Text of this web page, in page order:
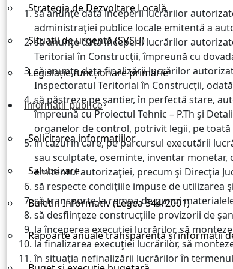
Strategia de Dezvoltare Locală
Situații de urgență (SVSU)
Legislație funcționare primărie
Informații publice
Solicitarea informațiilor
Salubrizare
Buletin Informativ (Legea 544/2001)
Rapoarte anuale transparență și informații
să anunţe data începerii lucrărilor
administraţiei publice locale emitentă a
să anunţe data începerii lucrărilor
Teritorial în Construcţii, împreună cu
să anunţe data finalizării lucrărilor
Inspectoratul Teritorial în Construcţii,
să păstreze pe şantier, în perfectă stare,
împreună cu Proiectul Tehnic – P.Th şi
organelor de control, potrivit legii, pe
în cazul în care, pe parcursul executării
sau sculptate, oseminte, inventar monetar,
emitentul autorizaţiei, precum şi Direcţia
să respecte condiţiile impuse de utilizarea
să transporte la rampa de gunoi
să desfiinţeze construcţiile provizorii de
la începerea execuţiei lucrărilor, să
la finalizarea execuţiei lucrărilor, să
în situaţia nefinalizării lucrărilor în